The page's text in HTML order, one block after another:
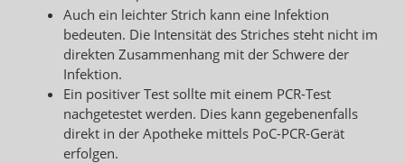
Auch ein leichter Strich kann eine Infektion
bedeuten. Die Intensität des Striches steht nicht im
direkten Zusammenhang mit der Schwere der
Infektion.
Ein positiver Test sollte mit einem PCR-Test
nachgetestet werden. Dies kann gegebenenfalls
direkt in der Apotheke mittels PoC-PCR-Gerät
erfolgen.